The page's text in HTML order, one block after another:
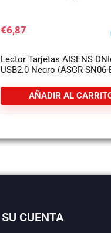
€6,87
Lector Tarjetas AISENS
USB2.0 Negro (ASCR-SN06-
AÑADIR AL
SU CUENTA